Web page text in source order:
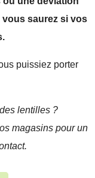
saurez si vos
puissiez porter
lentilles ?
magasins pour un